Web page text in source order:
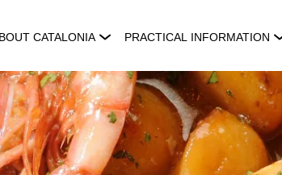
CATALONIA PRACTICAL INFORMATION